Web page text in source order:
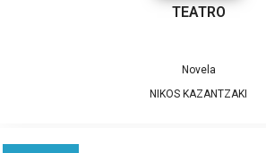
TEATRO
Novela
NIKOS KAZANTZAKI